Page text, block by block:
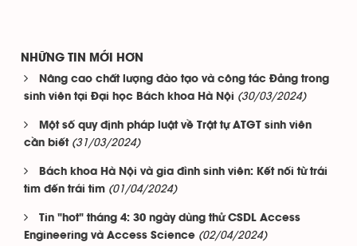
NHỮNG TIN MỚI HƠN
Nâng cao chất lượng đào tạo và công tác Đảng trong
sinh viên tại Đại học Bách khoa Hà Nội (30/03/2024)
Một số quy định pháp luật về Trật tự ATGT sinh viên
cần biết (31/03/2024)
Bách khoa Hà Nội và gia đình sinh viên: Kết nối từ trái
tim đến trái tim (01/04/2024)
Tin "hot" tháng 4: 30 ngày dùng thử CSDL Access
Engineering và Access Science (02/04/2024)